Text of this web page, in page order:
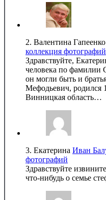
2. Валентина Гапеенко
коллекция фотографий
Здравствуйте,
человека по фамилии
он могли быть и
Мефодьевич, родился
Винницкая область…
3. Екатерина Иван
фотографий
Здравствуйте
что-нибудь о семье